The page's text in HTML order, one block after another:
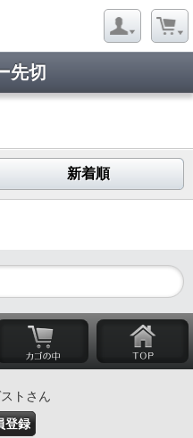
先切
新着順
トさん
登録